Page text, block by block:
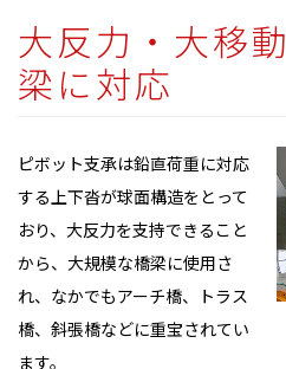
大反力・大移
梁に対応
ピボット支承は鉛直荷重に対応
する上下沓が球面構造をとって
おり、大反力を支持できること
から、大規模な橋梁に使用さ
れ、なかでもアーチ橋、トラス
橋、斜張橋などに重宝されてい
ます。